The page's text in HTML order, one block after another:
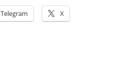
Telegram X